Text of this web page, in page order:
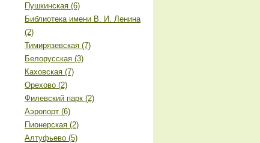
Пушкинская (6)
Библиотека имени В. И. Ленина
(2)
Тимирязевская (7)
Белорусская (3)
Каховская (7)
Орехово (2)
Филевский парк (2)
Аэропорт (6)
Пионерская (2)
Алтуфьево (5)